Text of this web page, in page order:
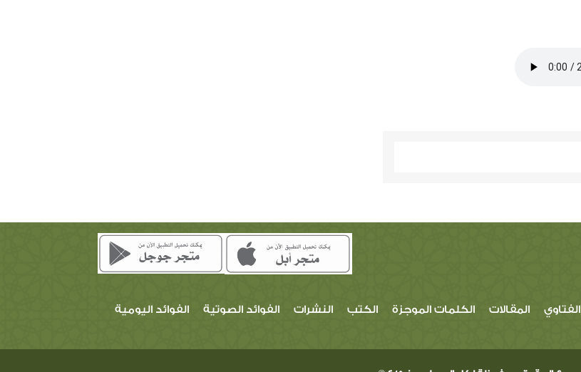
الفتاوي المقالات الكلمات الموجزة الكتب النشرات الفوائد الصوتية
الفوائد اليومية